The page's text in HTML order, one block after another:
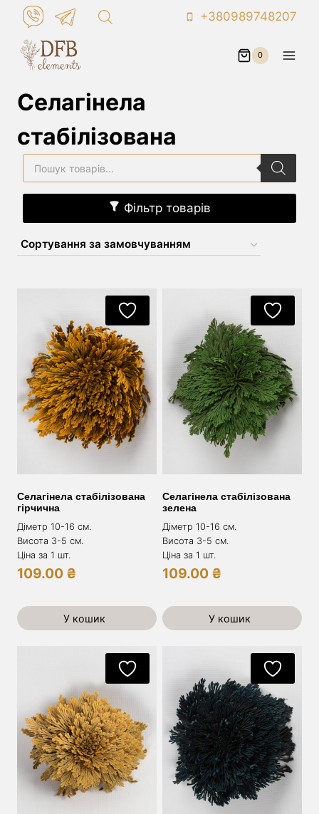
Skip
content
+380989748207
0
Селагінела
стабілізована
Пошук
товарів
Фільтр товарів
Селагінела стабілізована
гірчична
Діметр 10-16 см.
Висота 3-5 см.
Ціна за 1 шт.
109.00 ₴
У кошик
Селагінела стабілізована
зелена
Діметр 10-16 см.
Висота 3-5 см.
Ціна за 1 шт.
109.00 ₴
У кошик